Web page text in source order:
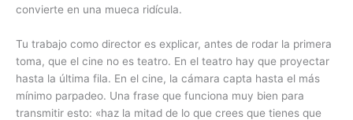
convierte en una mueca ridícula.
Tu trabajo como director es explicar, antes de rodar la primera
toma, que el cine no es teatro. En el teatro hay que proyectar
hasta la última fila. En el cine, la cámara capta hasta el más
mínimo parpadeo. Una frase que funciona muy bien para
transmitir esto: «haz la mitad de lo que crees que tienes que